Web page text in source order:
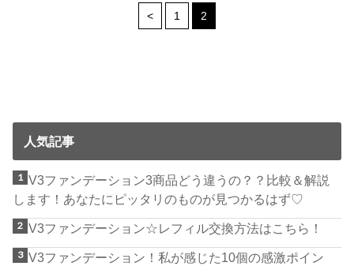
< 1 2
人気記事
V3ファンデーション3商品どう違うの？？比較＆解説
します！あなたにピッタリのものが見つかるはず♡
V3ファンデーション☆レフィル交換方法はこちら！
V3ファンデーション！私が感じた10個の感激ポイン